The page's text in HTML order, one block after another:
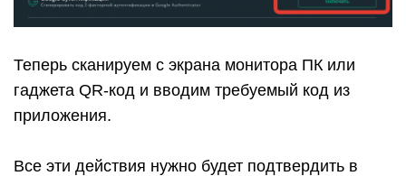
Теперь сканируем с экрана монитора ПК или
гаджета QR-код и вводим требуемый код из
приложения.
Все эти действия нужно будет подтвердить в